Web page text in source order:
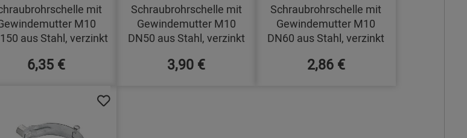
mit
M10
aus Stahl, verzinkt
6,35 €
Schraubrohrschelle mit
Gewindemutter M10
DN50 aus Stahl, verzinkt
3,90 €
Schraubrohrschelle mit
Gewindemutter M10
DN60 aus Stahl, verzinkt
2,86 €